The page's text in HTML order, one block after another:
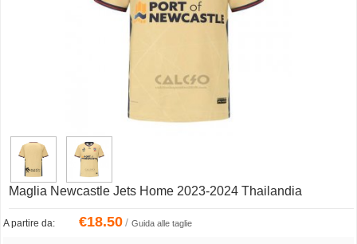
Maglia Newcastle Jets Home 2023-2024 Thailandia
A partire da: €18.50/ Guida alle taglie